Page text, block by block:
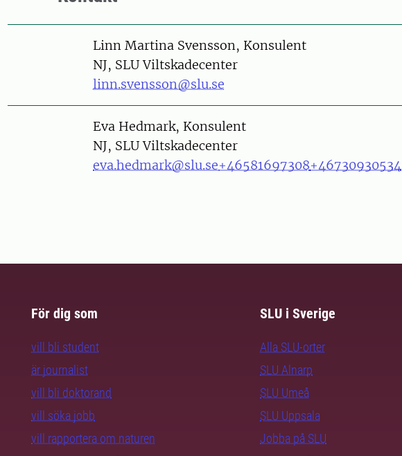
PersonLinn Martina Svensson, Konsulent
NJ, SLU Viltskadecenter
linn.svensson@slu.se
PersonEva Hedmark, Konsulent
NJ, SLU Viltskadecenter
eva.hedmark@slu.se+46581697308+46730930534
För dig som
vill bli student
är journalist
vill bli doktorand
vill söka jobb
vill rapportera om naturen
SLU i Sverige
Alla SLU-orter
SLU Alnarp
SLU Umeå
SLU Uppsala
Jobba på SLU